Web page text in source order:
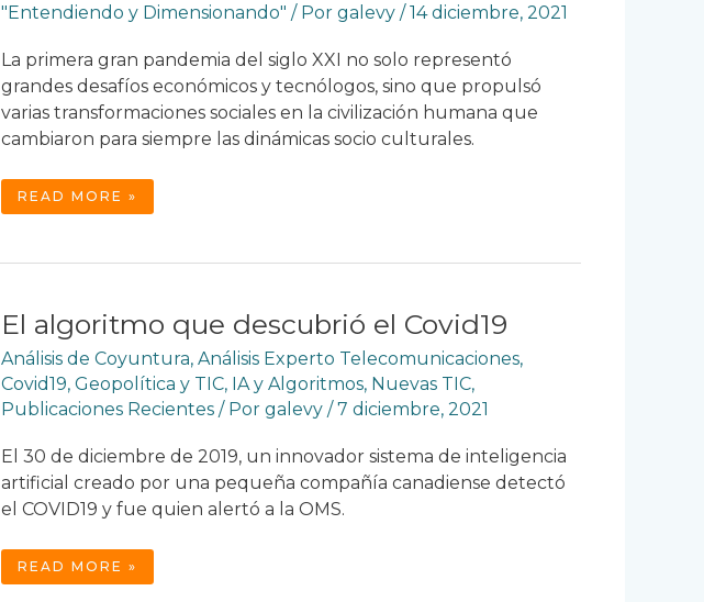
"Entendiendo y Dimensionando" / Por galevy /14 diciembre, 2021
La primera gran pandemia del siglo XXI no solo representó
grandes desafíos económicos y tecnólogos, sino que propulsó
varias transformaciones sociales en la civilización humana que
cambiaron para siempre las dinámicas socio culturales.
PANDEMIA
DISTANCIAMIENTO
READ MORE »
El algoritmo que descubrió el Covid19
Análisis de Coyuntura, Análisis Experto Telecomunicaciones,
Covid19, Geopolítica y TIC, IA y Algoritmos, Nuevas TIC,
Publicaciones Recientes / Por galevy /7 diciembre, 2021
El 30 de diciembre de 2019, un innovador sistema de inteligencia
artificial creado por una pequeña compañía canadiense detectó
el COVID19 y fue quien alertó a la OMS.
EL
READ MORE »